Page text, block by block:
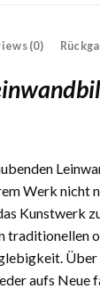
(0)
Werk nicht
Kunstwerk
aufs Neue